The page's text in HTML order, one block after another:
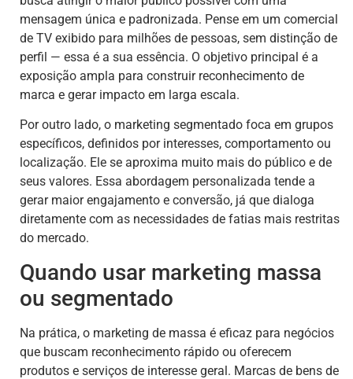
mensagem única e padronizada. Pense em um comercial
de TV exibido para milhões de pessoas, sem distinção de
perfil — essa é a sua essência. O objetivo principal é a
exposição ampla para construir reconhecimento de
marca e gerar impacto em larga escala.
Por outro lado, o marketing segmentado foca em grupos
específicos, definidos por interesses, comportamento ou
localização. Ele se aproxima muito mais do público e de
seus valores. Essa abordagem personalizada tende a
gerar maior engajamento e conversão, já que dialoga
diretamente com as necessidades de fatias mais restritas
do mercado.
Quando usar marketing massa
ou segmentado
Na prática, o marketing de massa é eficaz para negócios
que buscam reconhecimento rápido ou oferecem
produtos e serviços de interesse geral. Marcas de bens de